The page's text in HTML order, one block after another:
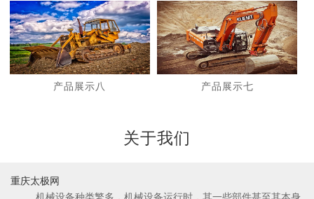
2
产品展示八 产品展示七
关于我们
重庆太极网